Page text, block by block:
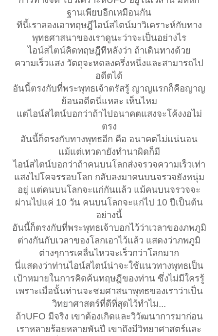
ฐานเพียบอีกเหมือนกัน
ทีนี้เราลองเอาทฤษฎีไอน์สไตน์มาวิเคราะห์กับทาง
พุทธศาสนาของเราดูนะว่าจะเป็นอย่างไร
ไอน์สไตน์คิดทฤษฎีทีหลังว่า ถ้าเดินทางด้วย
ความเร็วแสง วัตถุจะหดลงครึ่งหนึ่งและสามารถไป
อดีตได้
อันนี้ตรงกับที่พระพุทธเจ้าตรัสรู้ ญาญแรกก็คือญาญ
ย้อนอดีตนี่แหละ เห็นไหม
แต่ไอน์สไตน์บอกว่าถ้าไปอนาคตแสงจะโค้งงอไม่
ตรง
อันนี้ก็ตรงกับทางพุทธอีก คือ อนาคตไม่แน่นอน
แม้แต่เทวดายังทำนาผิดก็มี
ไอน์สไตน์บอกว่าถ้าคนบนโลกส่งจรวจความเร็วเท่า
แสงไปโคจรรอบโลก กลับลงมาคนบนจรวจยังหนุ่ม
อยู่ แต่คนบนโลกจะแก่กันแล้ว แม้คนบนจรวจจะ
ผ่านไปแค่ 10 วัน คนบนโลกจะแก่ไป 10 ปีเป็นต้น
อย่างนี้
อันนี้ก็ตรงกับที่พระพุทธเจ้าบอกไว้ว่าเวลาของภพภูมิ
ต่างกันกับเวลาของโลกเอาไว้แล้ว แสดงว่าภพภูมิ
ต่างๆการเคลื่นไหวจะเร็วกว่าโลกมาก
นี่แสดงว่าท่านไอน์สไตน์น่าจะใช้แนวทางพุทธเป็น
เป้าหมายในการคิดค้นทฤษฎีของท่าน ซึ่งไม่มีใครรู้
เพราะเมื่อนั้นท่านจะชมศาสนาพุทธของเราว่าเป็น
วิทยาศาสตร์ที่ดีที่สุดไว้ทำไม...
ถ้าUFO มีจริง เขาต้องเกิดและวิวัฒนาการมาก่อน
เราหลายร้อยหลายพันปี เขาถึงมีวิทยาศาสตร์และ